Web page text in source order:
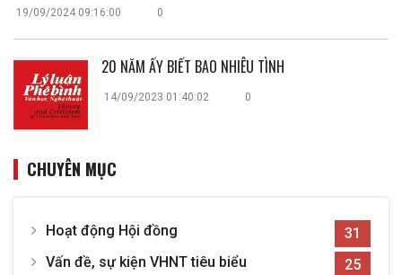
19/09/2024 09:16:00 0
20 NĂM ẤY BIẾT BAO NHIÊU TÌNH
14/09/2023 01:40:02 0
CHUYÊN MỤC
Hoạt động Hội đồng
31
Vấn đề, sự kiện VHNT tiêu biểu
25